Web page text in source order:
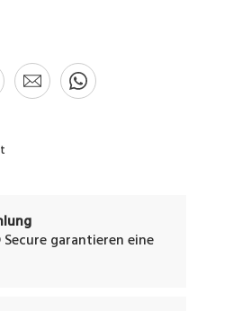
Secure garantieren eine